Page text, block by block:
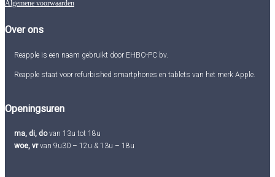
Algemene voorwaarden
Over ons
Reapple is een naam gebruikt door EHBO-PC bv.
Reapple staat voor refurbished smartphones en tablets van het merk Apple.
Openingsuren
ma, di, dovan 13u tot 18u
woe, vrvan 9u30 – 12u & 13u – 18u